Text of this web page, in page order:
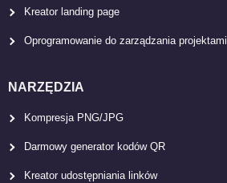
Kreator landing page
Oprogramowanie do zarządzania projektami
NARZĘDZIA
Kompresja PNG/JPG
Darmowy generator kodów QR
Kreator udostępniania linków